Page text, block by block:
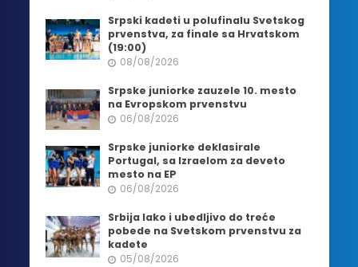
Srpski kadeti u polufinalu Svetskog
prvenstva, za finale sa Hrvatskom
(19:00)
08/08/2026
Srpske juniorke zauzele 10. mesto
na Evropskom prvenstvu
06/08/2026
Srpske juniorke deklasirale
Portugal, sa Izraelom za deveto
mesto na EP
06/08/2026
Srbija lako i ubedljivo do treće
pobede na Svetskom prvenstvu za
kadete
05/08/2026